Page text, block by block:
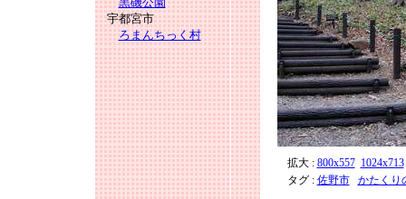
宇都宮市
ろまんちっく村
拡大 : 800x557 1024x713
タグ : 佐野市 かたくり